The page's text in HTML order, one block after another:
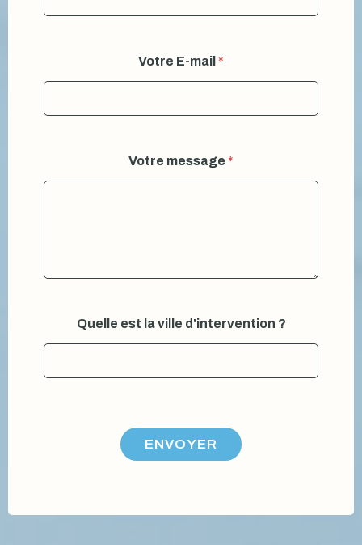
Votre E-mail *
Votre message *
Quelle est la ville d'intervention ?
ENVOYER